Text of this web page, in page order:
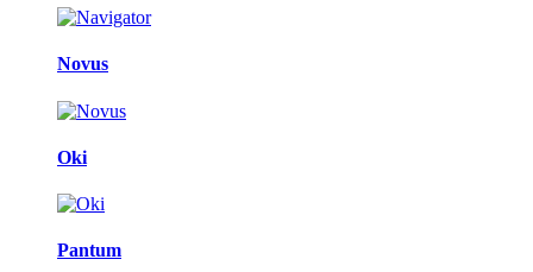
Novus
Oki
Pantum